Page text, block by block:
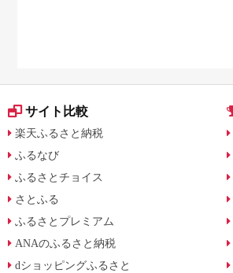
サイト比較
楽天ふるさと納税
ふるなび
ふるさとチョイス
さとふる
ふるさとプレミアム
ANAのふるさと納税
dショッピングふるさと